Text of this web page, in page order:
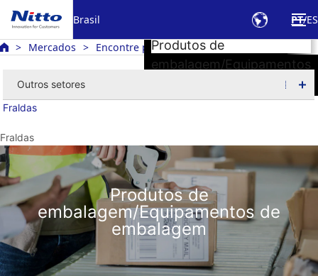
Brasil PT ES
Mercados Encontre produtos por indústria
Outros setores
Fraldas
Fraldas
Produtos de
embalagem/Equipamentos de
embalagem
Produtos de
embalagem/Equipamentos